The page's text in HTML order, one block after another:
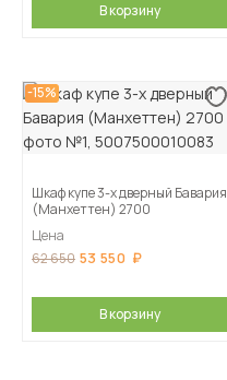
В корзину
-15%
Шкаф купе 3-х дверный Бавария
(Манхеттен) 2700
Цена
62 650 53 550
В корзину